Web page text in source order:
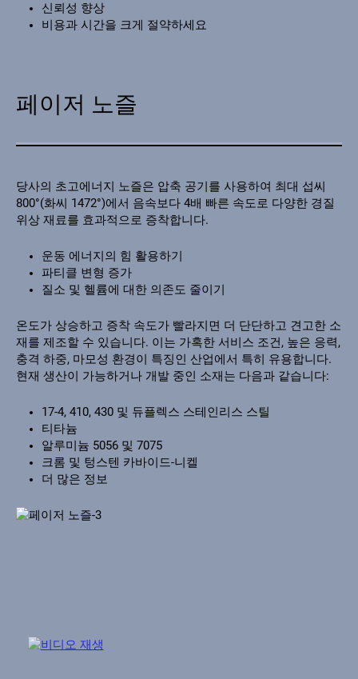
신뢰성 향상
비용과 시간을 크게 절약하세요
페이저 노즐
당사의 초고에너지 노즐은 압축 공기를 사용하여 최대 섭씨
800°(화씨 1472°)에서 음속보다 4배 빠른 속도로 다양한 경질
위상 재료를 효과적으로 증착합니다.
운동 에너지의 힘 활용하기
파티클 변형 증가
질소 및 헬륨에 대한 의존도 줄이기
온도가 상승하고 증착 속도가 빨라지면 더 단단하고 견고한 소
재를 제조할 수 있습니다. 이는 가혹한 서비스 조건, 높은 응력,
충격 하중, 마모성 환경이 특징인 산업에서 특히 유용합니다.
현재 생산이 가능하거나 개발 중인 소재는 다음과 같습니다:
17-4, 410, 430 및 듀플렉스 스테인리스 스틸
티타늄
알루미늄 5056 및 7075
크롬 및 텅스텐 카바이드-니켈
더 많은 정보